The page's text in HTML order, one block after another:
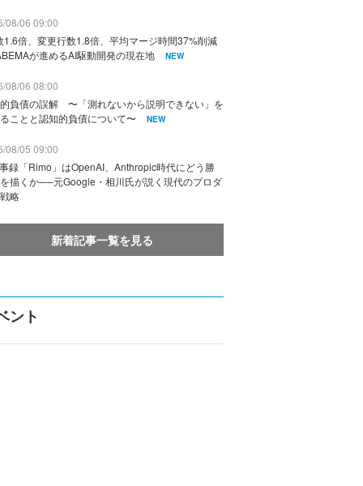
08/06 09:00
1.6倍、変更行数1.8倍、平均マージ時間37%削減
が進めるAI駆動開発の現在地
NEW
08/06 08:00
負債の誤解 〜「測れないから説明できない」を
ことと認知的負債について〜
NEW
08/05 09:00
録「Rimo」はOpenAI、Anthropic時代にどう勝
描くか──元Google・相川氏が説く現代のプロダ
略
新着記事一覧を見る
ント